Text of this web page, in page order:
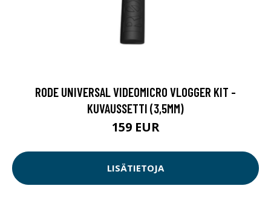
RODE UNIVERSAL VIDEOMICRO VLOGGER KIT -
KUVAUSSETTI (3,5MM)
159 EUR
LISÄTIETOJA